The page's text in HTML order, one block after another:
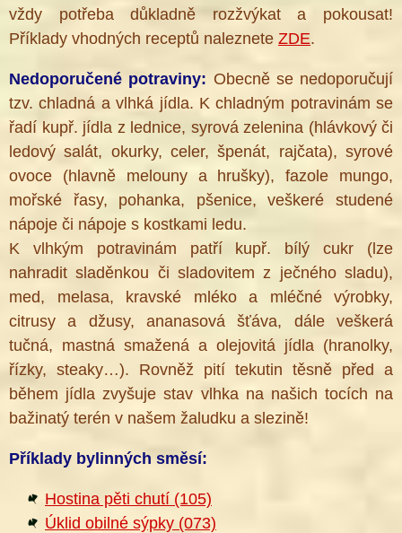
vždy potřeba důkladně rozžvýkat a pokousat!
Příklady vhodných receptů naleznete ZDE.
Nedoporučené potraviny: Obecně se nedoporučují
tzv. chladná a vlhká jídla. K chladným potravinám se
řadí kupř. jídla z lednice, syrová zelenina (hlávkový či
ledový salát, okurky, celer, špenát, rajčata), syrové
ovoce (hlavně melouny a hrušky), fazole mungo,
mořské řasy, pohanka, pšenice, veškeré studené
nápoje či nápoje s kostkami ledu.
K vlhkým potravinám patří kupř. bílý cukr (lze
nahradit sladěnkou či sladovitem z ječného sladu),
med, melasa, kravské mléko a mléčné výrobky,
citrusy a džusy, ananasová šťáva, dále veškerá
tučná, mastná smažená a olejovitá jídla (hranolky,
řízky, steaky…). Rovněž pití tekutin těsně před a
během jídla zvyšuje stav vlhka na našich tocích na
bažinatý terén v našem žaludku a slezině!
Příklady bylinných směsí:
Hostina pěti chutí (105)
Úklid obilné sýpky (073)